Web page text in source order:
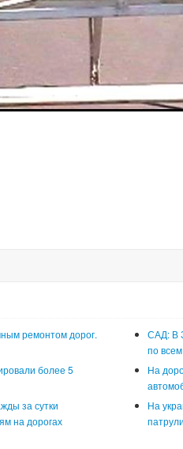
ремонтом дорог.
САД: В
по
более 5
На
за сутки
на дорогах
На